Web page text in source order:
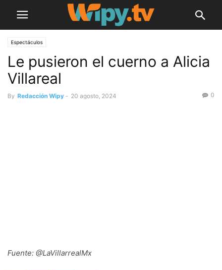
Espectáculos
Le pusieron el cuerno a Alicia
Villareal
By Redacción Wipy - 20 agosto, 2024 0
Fuente: @LaVillarrealMx